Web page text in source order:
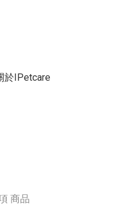
於IPetcare
商品